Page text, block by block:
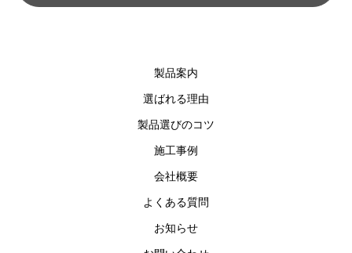
製品案内
選ばれる理由
製品選びのコツ
施工事例
会社概要
よくある質問
お知らせ